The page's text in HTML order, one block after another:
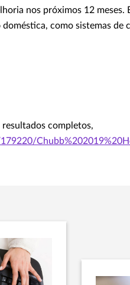
nos próximos 12 meses.
como sistemas de
resultados completos,